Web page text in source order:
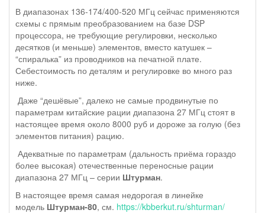
В диапазонах 136-174/400-520 МГц сейчас применяются
схемы с прямым преобразованием на базе DSP
процессора, не требующие регулировки, несколько
десятков (и меньше) элементов, вместо катушек –
“спиралька” из проводников на печатной плате.
Себестоимость по деталям и регулировке во много раз
ниже.
Даже “дешёвые”, далеко не самые продвинутые по
параметрам китайские рации диапазона 27 МГц стоят в
настоящее время около 8000 руб и дороже за голую (без
элементов питания) рацию.
Адекватные по параметрам (дальность приёма гораздо
более высокая) отечественные переносные рации
диапазона 27 МГц – серии Штурман.
В настоящее время самая недорогая в линейке
модель Штурман-80, см. https://kbberkut.ru/shturman/